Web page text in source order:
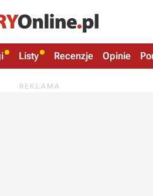
Listy Recenzje Opinie